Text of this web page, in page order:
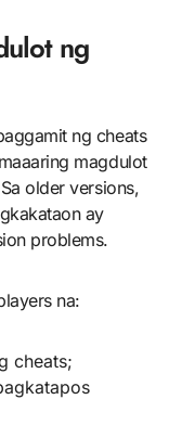
ng
ng cheats
magdulot
older versions,
ay
problems.
na:
cheats;